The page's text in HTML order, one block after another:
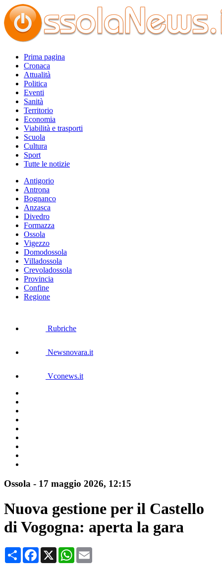
Prima pagina
Cronaca
Attualità
Politica
Eventi
Sanità
Territorio
Economia
Viabilità e trasporti
Scuola
Cultura
Sport
Tutte le notizie
Antigorio
Antrona
Bognanco
Anzasca
Divedro
Formazza
Ossola
Vigezzo
Domodossola
Villadossola
Crevoladossola
Provincia
Confine
Regione
Rubriche
Newsnovara.it
Vconews.it
Ossola - 17 maggio 2026, 12:15
Nuova gestione per il Castello
di Vogogna: aperta la gara
CondividiFacebook
X WhatsApp